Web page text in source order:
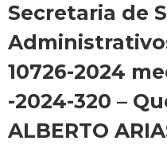
Secretaria de
10726-2024
-2024-320 –
ALBERTO